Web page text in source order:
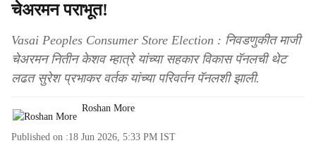
चेअरमन पराभूत!
Vasai Peoples Consumer Store Election : निवडणुकीत माजी
चेअरमन नितीन केशव म्हात्रे यांच्या सहकार विकास पॅनलची थेट
लढत सुरेश प्रभाकर वर्तक यांच्या परिवर्तन पॅनलशी झाली.
Roshan More
Published on :18 Jun 2026, 5:33 PM IST